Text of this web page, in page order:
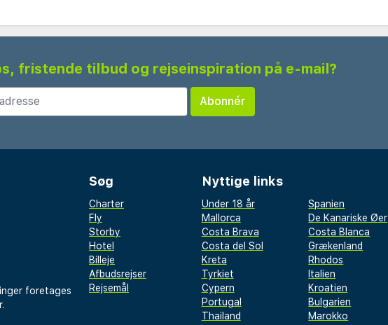
fristende tilbud og rejseinspiration på e-mail?
foretages
Søg
Charter
Fly
Storby
Hotel
Billeje
Afbudsrejser
Rejsemål
Nyttige links
Under 18 år
Spanien
Mallorca
De Kanariske Øer
Costa Brava
Costa Blanca
Costa del Sol
Grækenland
Kreta
Rhodos
Tyrkiet
Italien
Cypern
Kroatien
Portugal
Bulgarien
Thailand
Marokko